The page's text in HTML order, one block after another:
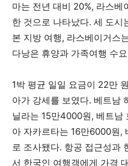
마는 전년 대비 20%, 라스베
한 것으로 나타났다. 세 도시
본 지방 여행, 라스베이거스
다낭은 휴양과 가족여행 수
1박 평균 일일 요금이 22만
아가 강세를 보였다. 베트남
닐라는 15만4000원, 베트남
아 자카르타는 16만6000원,
로 조사됐다. 항공 접근성과
서 한국인 여행객에게 가격